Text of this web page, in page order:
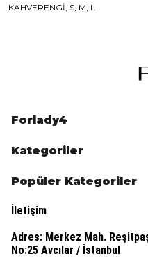
KAHVERENGİ, S, M, L
Forlady4
Kategoriler
Popüler Kategoriler
İletişim
Adres: Merkez Mah.
No:25 Avcılar / İstanbul